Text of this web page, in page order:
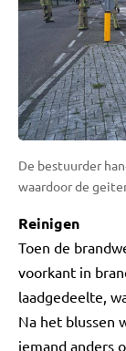
De bestuurder
waardoor de
Reinigen
Toen de
voorkant in
laadgedeelte,
Na het blussen
iemand anders